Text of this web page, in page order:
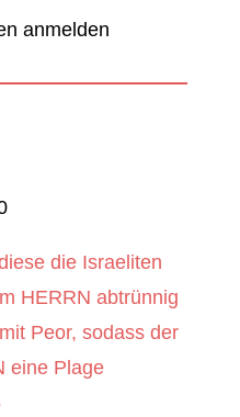
anmelden
die Israeliten
HERRN abtrünnig
Peor, sodass der
eine Plage